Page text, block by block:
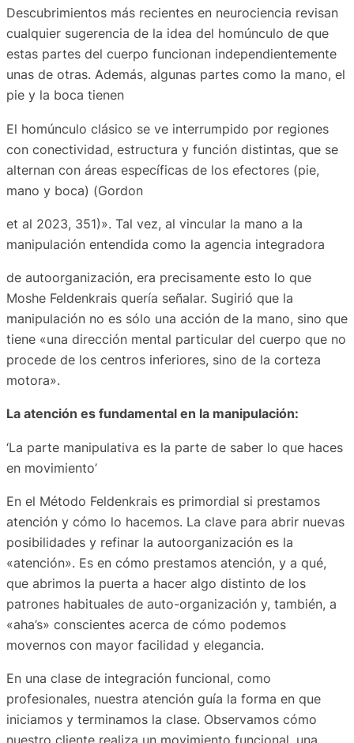
Descubrimientos más recientes en neurociencia revisan
cualquier sugerencia de la idea del homúnculo de que
estas partes del cuerpo funcionan independientemente
unas de otras. Además, algunas partes como la mano, el
pie y la boca tienen
El homúnculo clásico se ve interrumpido por regiones
con conectividad, estructura y función distintas, que se
alternan con áreas específicas de los efectores (pie,
mano y boca) (Gordon
et al 2023, 351)». Tal vez, al vincular la mano a la
manipulación entendida como la agencia integradora
de autoorganización, era precisamente esto lo que
Moshe Feldenkrais quería señalar. Sugirió que la
manipulación no es sólo una acción de la mano, sino que
tiene «una dirección mental particular del cuerpo que no
procede de los centros inferiores, sino de la corteza
motora».
La atención es fundamental en la manipulación:
‘La parte manipulativa es la parte de saber lo que haces
en movimiento’
En el Método Feldenkrais es primordial si prestamos
atención y cómo lo hacemos. La clave para abrir nuevas
posibilidades y refinar la autoorganización es la
«atención». Es en cómo prestamos atención, y a qué,
que abrimos la puerta a hacer algo distinto de los
patrones habituales de auto-organización y, también, a
«aha’s» conscientes acerca de cómo podemos
movernos con mayor facilidad y elegancia.
En una clase de integración funcional, como
profesionales, nuestra atención guía la forma en que
iniciamos y terminamos la clase. Observamos cómo